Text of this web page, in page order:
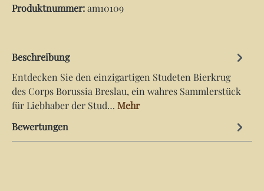
Produktnummer:am10109
Beschreibung
Entdecken Sie den einzigartigen Studeten Bierkrug
des Corps Borussia Breslau, ein wahres Sammlerstück
für Liebhaber der Stud… Mehr
Bewertungen